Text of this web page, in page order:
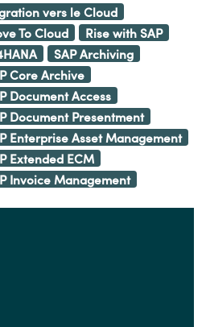
vers le Cloud
To Cloud
Rise with SAP
SAP Archiving
Core Archive
Document Access
Document Presentment
Enterprise Asset Management
Extended ECM
Invoice Management